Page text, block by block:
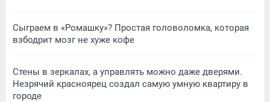
Сыграем в «Ромашку»? Простая головоломка, которая
взбодрит мозг не хуже кофе
Стены в зеркалах, а управлять можно даже дверями.
Незрячий красноярец создал самую умную квартиру в
городе